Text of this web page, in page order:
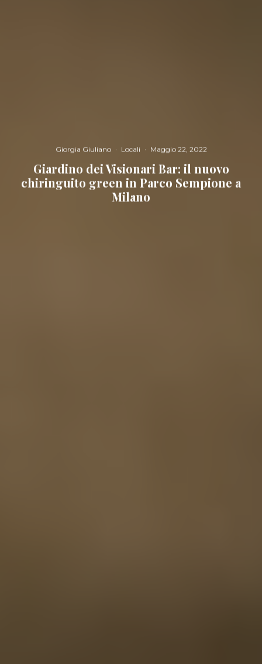
Giorgia Giuliano · Locali · Maggio 22, 2022
Giardino dei Visionari Bar: il nuovo
chiringuito green in Parco Sempione a
Milano